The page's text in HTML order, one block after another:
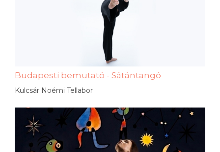
Budapesti bemutató - Sátántangó
Kulcsár Noémi Tellabor